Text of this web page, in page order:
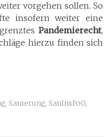
vorgehen sollen. So
insofern weiter eine
Pandemierecht,
hierzu finden sich
, Sanierung, SanInsFoG,